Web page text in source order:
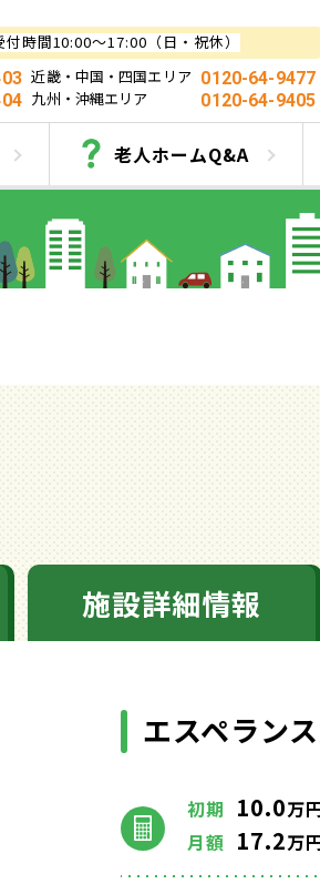
付時間10:00～17:00（日・祝休）
近畿・中国・四国エリア 0120-64-9477
九州・沖縄エリア 0120-64-9405
老人ホームQ&A
ンス旭
施設詳細情報
エスペラン
初期 10.0万
月額 17.2万